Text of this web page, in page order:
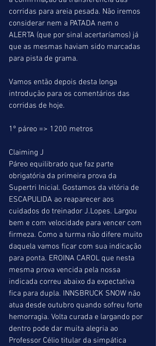
corridas para areia pesada. Não iremos
considerar nem a PATADA nem o
ALERTA (que por sinal acertaríamos) já
que as mesmas haviam sido marcadas
para pista de grama.
Vamos então depois desta longa
introdução para os comentários das
corridas de hoje.
1º páreo => 1200 metros
Claiming J
Páreo equilibrado que faz parte
obrigatória da primeira prova da
Supertri Inicial. Gostamos da vitória de
ESCAPULIDA ao reaparecer aos
cuidados do treinador J.Lopes. Largou
bem e com velocidade para vencer com
firmeza. Como a turma não difere muito
daquela vamos ficar com sua indicação
para ponta. EROINA CAROL que nesta
mesma prova vencida pela nossa
indicada correu abaixo da expectativa
fica para dupla. INNSBRUCK SNOW não
atua desde outubro quando sofreu forte
hemorragia. Volta curada e largando por
dentro pode dar muita alegria ao
Professor Célio titular da simpática